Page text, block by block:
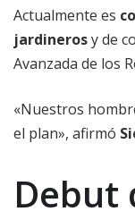
Actualmente es
jardinerosy de
Avanzada de los
«Nuestros
el plan», afirmó
Debut